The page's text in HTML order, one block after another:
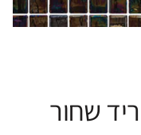
שחור